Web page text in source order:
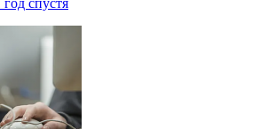
1 год спустя